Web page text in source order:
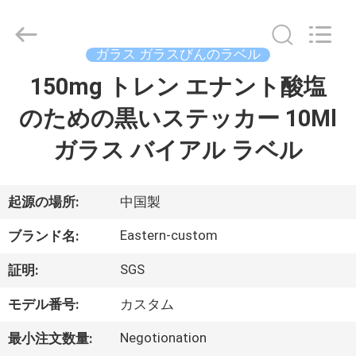
ダ
ク
ト
私
2017
(Xiamen)
Rights
ガラス ガラスびんのラベル
150mg トレン エナント酸塩
のための黒いステッカー 10Ml
ガラス バイアル ラベル
起源の場所: 中国製
ブランド名: Eastern-custom
証明: SGS
モデル番号: カスタム
最小注文数量: Negotionation